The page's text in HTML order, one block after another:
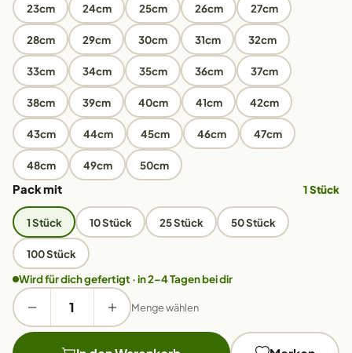
23cm 24cm 25cm 26cm 27cm
28cm 29cm 30cm 31cm 32cm
33cm 34cm 35cm 36cm 37cm
38cm 39cm 40cm 41cm 42cm
43cm 44cm 45cm 46cm 47cm
48cm 49cm 50cm
Pack mit 1 Stück
1 Stück 10 Stück 25 Stück 50 Stück
100 Stück
Wird für dich gefertigt · in 2–4 Tagen bei dir
Menge wählen